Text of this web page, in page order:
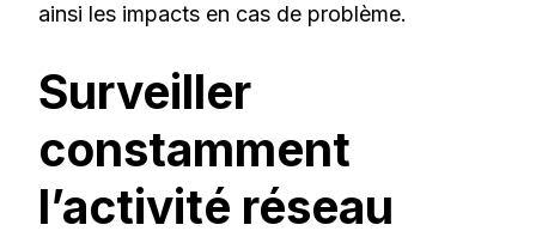
ainsi les impacts en cas de problème.
Surveiller
constamment
l’activité réseau